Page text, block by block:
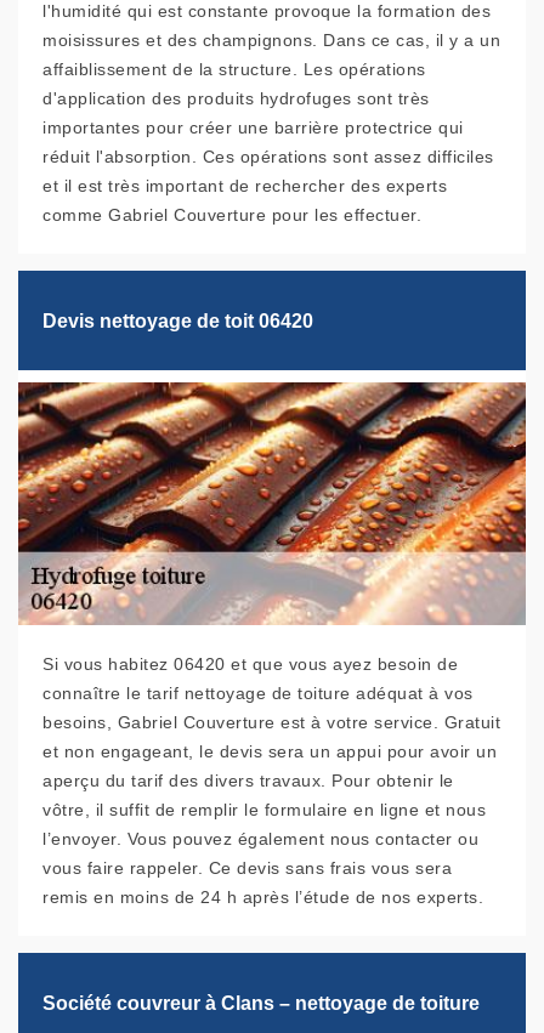
l'humidité qui est constante provoque la formation des
moisissures et des champignons. Dans ce cas, il y a un
affaiblissement de la structure. Les opérations
d'application des produits hydrofuges sont très
importantes pour créer une barrière protectrice qui
réduit l'absorption. Ces opérations sont assez difficiles
et il est très important de rechercher des experts
comme Gabriel Couverture pour les effectuer.
Devis nettoyage de toit 06420
Si vous habitez 06420 et que vous ayez besoin de
connaître le tarif nettoyage de toiture adéquat à vos
besoins, Gabriel Couverture est à votre service. Gratuit
et non engageant, le devis sera un appui pour avoir un
aperçu du tarif des divers travaux. Pour obtenir le
vôtre, il suffit de remplir le formulaire en ligne et nous
l’envoyer. Vous pouvez également nous contacter ou
vous faire rappeler. Ce devis sans frais vous sera
remis en moins de 24 h après l’étude de nos experts.
Société couvreur à Clans – nettoyage de toiture